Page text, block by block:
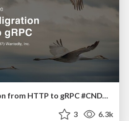
Real World Migration from HTTP to gRPC #CNDT2020
3 6.3k